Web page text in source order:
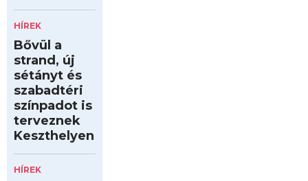
HÍREK
Bővül a
strand, új
sétányt és
szabadtéri
színpadot is
terveznek
Keszthelyen
HÍREK